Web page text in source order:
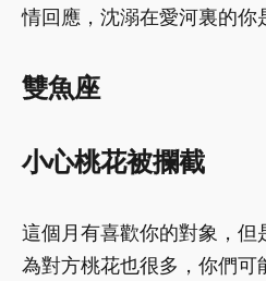
情回應，沈溺在愛河裏的你
雙魚座
小心桃花被攔截
這個月有喜歡你的對象，但
為對方桃花也很多，你們可